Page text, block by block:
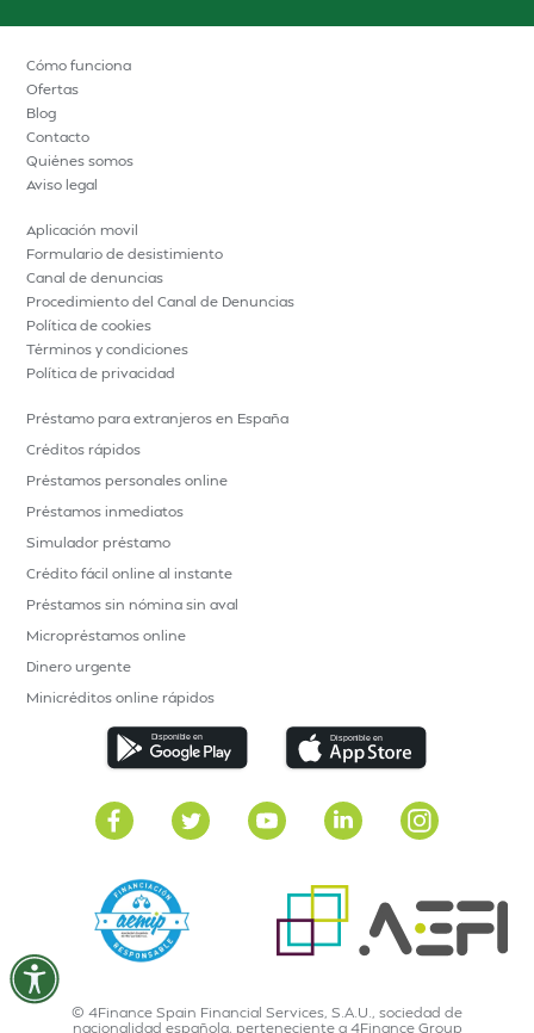
Cómo funciona
Ofertas
Blog
Contacto
Quiénes somos
Aviso legal
Aplicación movil
Formulario de desistimiento
Canal de denuncias
Procedimiento del Canal de Denuncias
Política de cookies
Términos y condiciones
Política de privacidad
Préstamo para extranjeros en España
Créditos rápidos
Préstamos personales online
Préstamos inmediatos
Simulador préstamo
Crédito fácil online al instante
Préstamos sin nómina sin aval
Micropréstamos online
Dinero urgente
Minicréditos online rápidos
© 4Finance Spain Financial Services, S.A.U., sociedad de
nacionalidad española, perteneciente a 4Finance Group